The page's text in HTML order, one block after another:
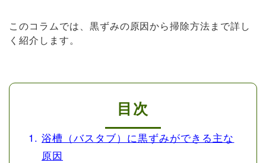
このコラムでは、黒ずみの原因から掃除方法まで詳し
く紹介します。
目次
浴槽（バスタブ）に黒ずみができる主な
原因